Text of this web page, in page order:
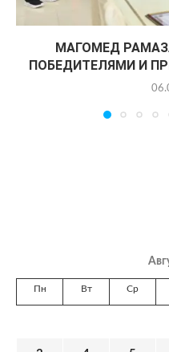
МАГОМЕД
ПОБЕДИТЕЛЯМИ И
Пн Вт Ср